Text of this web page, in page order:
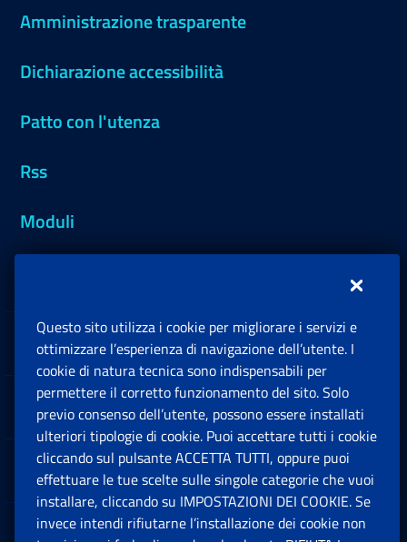
Amministrazione trasparente
Dichiarazione accessibilità
Patto con l'utenza
Rss
Moduli
Sedi e Contatti
Software
Note Legali
App mobile
Questo sito utilizza i cookie per migliorare i servizi e
ottimizzare l’esperienza di navigazione dell’utente. I
cookie di natura tecnica sono indispensabili per
permettere il corretto funzionamento del sito. Solo
previo consenso dell’utente, possono essere installati
ulteriori tipologie di cookie. Puoi accettare tutti i cookie
cliccando sul pulsante ACCETTA TUTTI, oppure puoi
effettuare le tue scelte sulle singole categorie che vuoi
installare, cliccando su IMPOSTAZIONI DEI COOKIE. Se
invece intendi rifiutarne l’installazione dei cookie non